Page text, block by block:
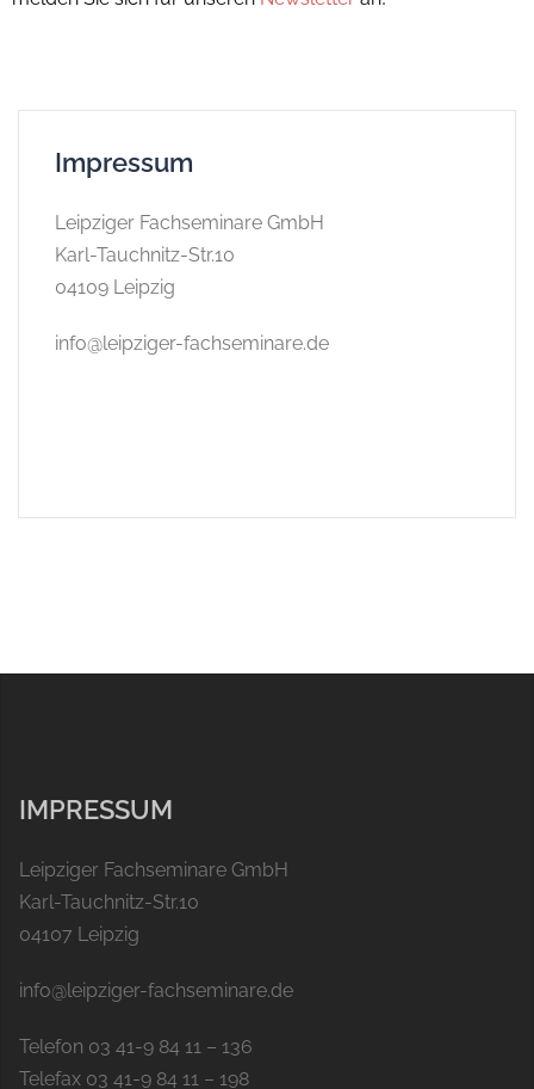
Impressum
Leipziger Fachseminare GmbH
Karl-Tauchnitz-Str.10
04109 Leipzig
info@leipziger-fachseminare.de
IMPRESSUM
Leipziger Fachseminare GmbH
Karl-Tauchnitz-Str.10
04107 Leipzig
info@leipziger-fachseminare.de
Telefon 03 41-9 84 11 – 136
Telefax 03 41-9 84 11 – 198